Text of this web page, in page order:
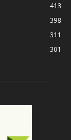
413
398
311
301